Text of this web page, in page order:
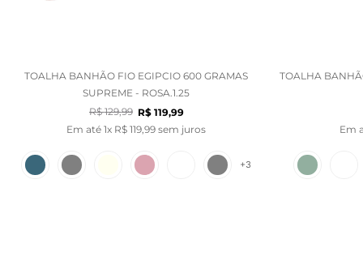
TOALHA BANHÃO FIO EGIPCIO 600 GRAMAS
SUPREME - ROSA.1.25
R$ 129,99 R$ 119,99
Em até 1x R$ 119 99 sem juros
+3
TOALHA
Em